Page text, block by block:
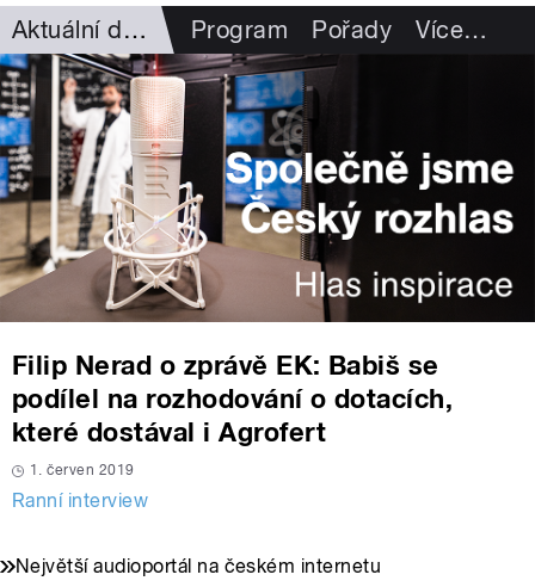
Aktuální dění Program Pořady Více…
Filip Nerad o zprávě EK: Babiš se
podílel na rozhodování o dotacích,
které dostával i Agrofert
1. červen 2019
Ranní interview
Největší audioportál na českém internetu